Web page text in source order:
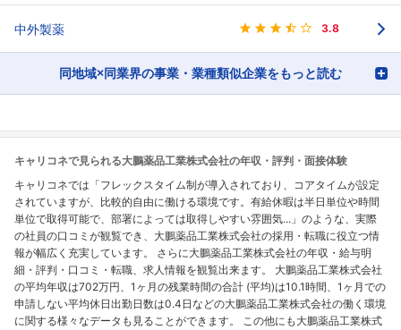
中外製薬 3.8
同地域×同業界の事業・業種類似企業をもっと読む
キャリコネで見られる大鵬薬品工業株式会社の年収・評判・面接体験
キャリコネでは「フレックスタイム制が導入されており、コアタイムが設定
されていますが、比較的自由に働ける環境です。有給休暇は半日単位や時間
単位で取得可能で、部署によっては取得しやすい雰囲気...」のような、実際
の社員の口コミが観覧でき、大鵬薬品工業株式会社の採用・転職に役立つ情
報が幅広く充実しています。 さらに大鵬薬品工業株式会社の年収・給与明
細・評判・口コミ・転職、求人情報を観覧出来ます。 大鵬薬品工業株式会社
の平均年収は702万円、1ヶ月の残業時間の合計 (平均)は10.1時間、1ヶ月での
申請しない平均休日出勤日数は0.4日などの大鵬薬品工業株式会社の働く環境
に関する様々なデータも見ることができます。 この他にも大鵬薬品工業株式